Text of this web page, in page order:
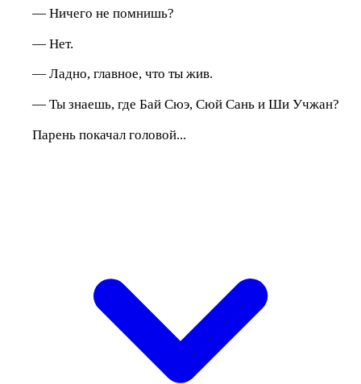
— Ничего не помнишь?
— Нет.
— Ладно, главное, что ты жив.
— Ты знаешь, где Бай Сюэ, Сюй Сань и Ши Учжан?
Парень покачал головой...